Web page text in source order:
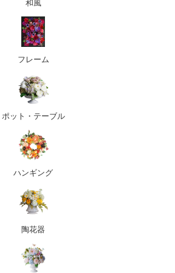
和風
フレーム
ポット・テーブル
ハンギング
陶花器